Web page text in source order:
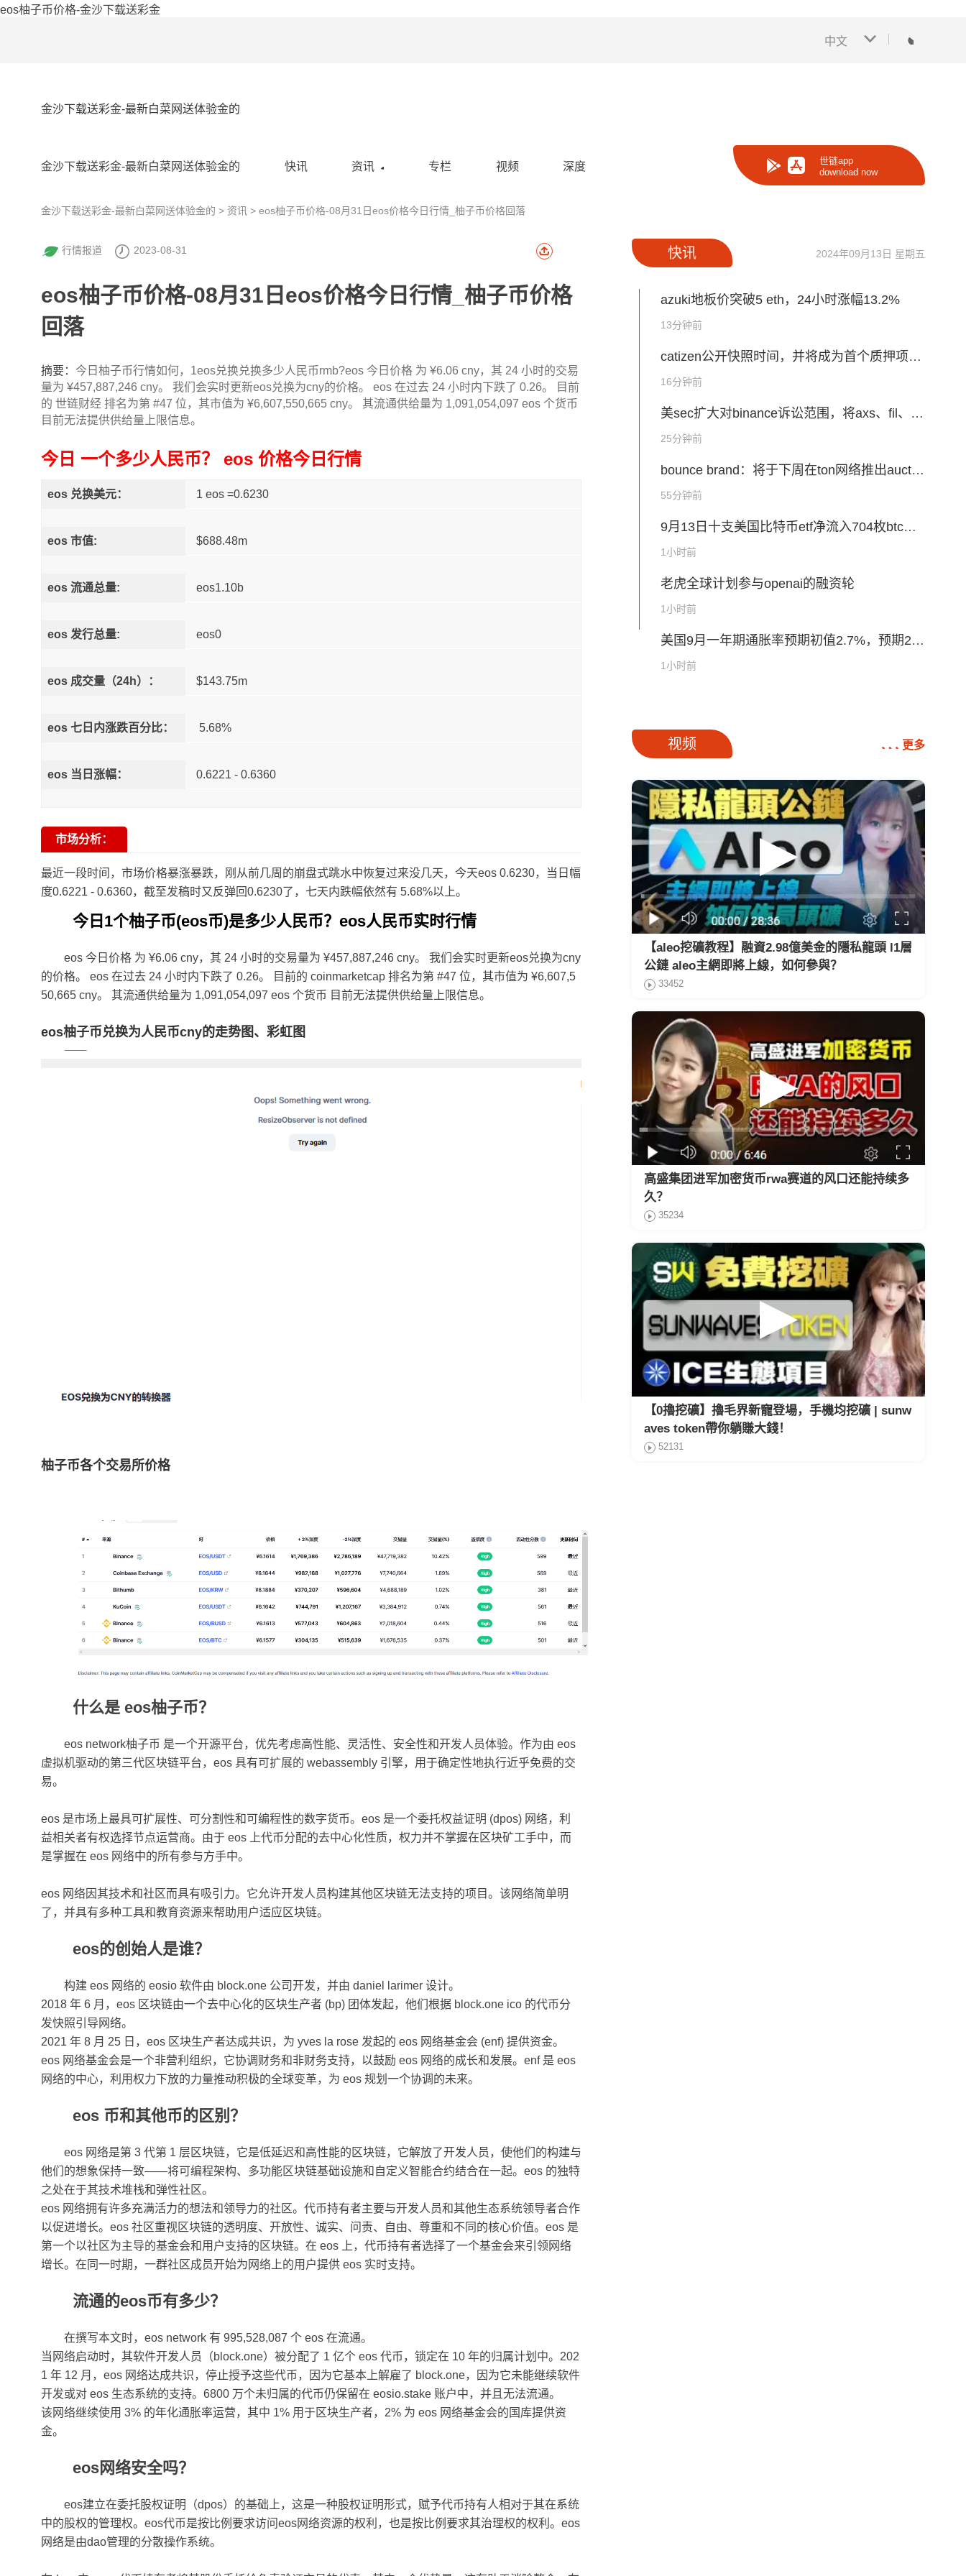
eos柚子币价格-金沙下载送彩金
中文
金沙下载送彩金-最新白菜网送体验金的
金沙下载送彩金-最新白菜网送体验金的 快讯 资讯
热点新闻
技术
专栏 视频 深度
世链app
download now
金沙下载送彩金-最新白菜网送体验金的 > 资讯 > eos柚子币价格-08月31日eos价格今日行情_柚子币价格回落
行情报道 2023-08-31
eos柚子币价格-08月31日eos价格今日行情_柚子币价格
回落
摘要： 今日柚子币行情如何，1eos兑换兑换多少人民币rmb?eos 今日价格 为 ¥6.06 cny，其 24 小时的交易
量为 ¥457,887,246 cny。 我们会实时更新eos兑换为cny的价格。 eos 在过去 24 小时内下跌了 0.26。 目前
的 世链财经 排名为第 #47 位，其市值为 ¥6,607,550,665 cny。 其流通供给量为 1,091,054,097 eos 个货币
目前无法提供供给量上限信息。
今日 一个多少人民币？ eos 价格今日行情
eos 兑换美元： 1 eos =0.6230
eos 市值: $688.48m
eos 流通总量: eos1.10b
eos 发行总量: eos0
eos 成交量（24h）： $143.75m
eos 七日内涨跌百分比： 5.68%
eos 当日涨幅： 0.6221 - 0.6360
市场分析：
最近一段时间，市场价格暴涨暴跌，刚从前几周的崩盘式跳水中恢复过来没几天，今天eos 0.6230，当日幅
度0.6221 - 0.6360，截至发稿时又反弹回0.6230了，七天内跌幅依然有 5.68%以上。
今日1个柚子币(eos币)是多少人民币？eos人民币实时行情
eos 今日价格 为 ¥6.06 cny，其 24 小时的交易量为 ¥457,887,246 cny。 我们会实时更新eos兑换为cny
的价格。 eos 在过去 24 小时内下跌了 0.26。 目前的 coinmarketcap 排名为第 #47 位，其市值为 ¥6,607,5
50,665 cny。 其流通供给量为 1,091,054,097 eos 个货币 目前无法提供供给量上限信息。
eos柚子币兑换为人民币cny的走势图、彩虹图
柚子币各个交易所价格
什么是 eos柚子币？
eos network柚子币 是一个开源平台，优先考虑高性能、灵活性、安全性和开发人员体验。作为由 eos
虚拟机驱动的第三代区块链平台，eos 具有可扩展的 webassembly 引擎，用于确定性地执行近乎免费的交
易。
eos 是市场上最具可扩展性、可分割性和可编程性的数字货币。eos 是一个委托权益证明 (dpos) 网络，利
益相关者有权选择节点运营商。由于 eos 上代币分配的去中心化性质，权力并不掌握在区块矿工手中，而
是掌握在 eos 网络中的所有参与方手中。
eos 网络因其技术和社区而具有吸引力。它允许开发人员构建其他区块链无法支持的项目。该网络简单明
了，并具有多种工具和教育资源来帮助用户适应区块链。
eos的创始人是谁？
构建 eos 网络的 eosio 软件由 block.one 公司开发，并由 daniel larimer 设计。
2018 年 6 月，eos 区块链由一个去中心化的区块生产者 (bp) 团体发起，他们根据 block.one ico 的代币分
发快照引导网络。
2021 年 8 月 25 日，eos 区块生产者达成共识，为 yves la rose 发起的 eos 网络基金会 (enf) 提供资金。
eos 网络基金会是一个非营利组织，它协调财务和非财务支持，以鼓励 eos 网络的成长和发展。enf 是 eos
网络的中心，利用权力下放的力量推动积极的全球变革，为 eos 规划一个协调的未来。
eos 币和其他币的区别？
eos 网络是第 3 代第 1 层区块链，它是低延迟和高性能的区块链，它解放了开发人员，使他们的构建与
他们的想象保持一致——将可编程架构、多功能区块链基础设施和自定义智能合约结合在一起。eos 的独特
之处在于其技术堆栈和弹性社区。
eos 网络拥有许多充满活力的想法和领导力的社区。代币持有者主要与开发人员和其他生态系统领导者合作
以促进增长。eos 社区重视区块链的透明度、开放性、诚实、问责、自由、尊重和不同的核心价值。eos 是
第一个以社区为主导的基金会和用户支持的区块链。在 eos 上，代币持有者选择了一个基金会来引领网络
增长。在同一时期，一群社区成员开始为网络上的用户提供 eos 实时支持。
流通的eos币有多少？
在撰写本文时，eos network 有 995,528,087 个 eos 在流通。
当网络启动时，其软件开发人员（block.one）被分配了 1 亿个 eos 代币，锁定在 10 年的归属计划中。202
1 年 12 月，eos 网络达成共识，停止授予这些代币，因为它基本上解雇了 block.one，因为它未能继续软件
开发或对 eos 生态系统的支持。6800 万个未归属的代币仍保留在 eosio.stake 账户中，并且无法流通。
该网络继续使用 3% 的年化通胀率运营，其中 1% 用于区块生产者，2% 为 eos 网络基金会的国库提供资
金。
eos网络安全吗？
eos建立在委托股权证明（dpos）的基础上，这是一种股权证明形式，赋予代币持有人相对于其在系统
中的股权的管理权。eos代币是按比例要求访问eos网络资源的权利，也是按比例要求其治理权的权利。eos
网络是由dao管理的分散操作系统。
快讯 2024年09月13日 星期五
azuki地板价突破5 eth，24小时涨幅13.2%
13分钟前
catizen公开快照时间，并将成为首个质押项目
代币获取交易平台代币的项目
16分钟前
美sec扩大对binance诉讼范围，将axs、fil、at
om等代币认定为证券
25分钟前
bounce brand：将于下周在ton网络推出auctio
55分钟前
9月13日十支美国比特币etf净流入704枚btc，
九支以太坊etf净流出708枚eth
1小时前
老虎全球计划参与openai的融资轮
1小时前
美国9月一年期通胀率预期初值2.7%，预期2.7
1小时前
视频 更多
【aleo挖礦教程】融資2.98億美金的隱私龍頭 l1層
公鏈 aleo主網即將上線，如何參與？
33452
高盛集团进军加密货币rwa赛道的风口还能持续多
久？
35234
【0擼挖礦】擼毛界新寵登場，手機均挖礦 | sunw
aves token帶你躺賺大錢！
52131